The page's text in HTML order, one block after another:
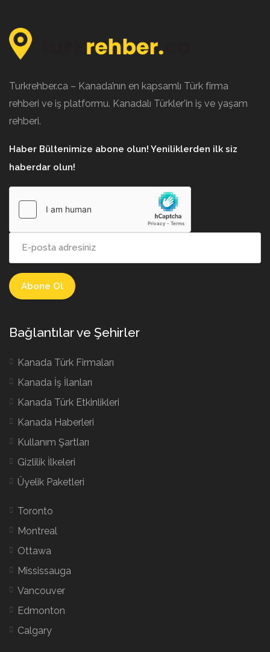
Turkrehber.ca – Kanada’nın en kapsamlı Türk firma
rehberi ve iş platformu. Kanadalı Türkler’in iş ve yaşam
rehberi.
Haber Bültenimize abone olun! Yeniliklerden ilk siz
haberdar olun!
Bağlantılar ve Şehirler
Kanada Türk Firmaları
Kanada İş İlanları
Kanada Türk Etkinlikleri
Kanada Haberleri
Kullanım Şartları
Gizlilik İlkeleri
Üyelik Paketleri
Toronto
Montreal
Ottawa
Mississauga
Vancouver
Edmonton
Calgary